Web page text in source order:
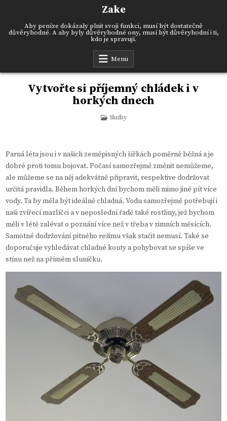
Zake
Aby peníze dokázaly plnit svoji funkci, musí být dostatečně
důvěryhodné. A aby byly důvěryhodné ony, musí být důvěryhodní i ti,
kdo je spravují.
Menu
Vytvořte si příjemný chládek i v
horkých dnech
Posted
Služby
Parná léta jsou i v našich zeměpisných šířkách poměrně běžná a je
dobré proti tomu bojovat. Počasí samozřejmě změnit nemůžeme,
ale můžeme se na něj adekvátně připravit, respektive dodržovat
určitá pravidla. Během horkých dní bychom měli mimo jiné pít více
vody. Ta by měla být ideálně chladná. Vodu samozřejmě potřebují i
naši zvířecí mazlíčci a v neposlední řadě také rostliny, jež bychom
měli v létě zalévat o poznání více než v třeba v zimních měsících.
Samotné dodržování pitného režimu však stačit nemusí. Také se
doporučuje vyhledávat chladné kouty a pohybovat se spíše ve
stínu než na přímém sluníčku.